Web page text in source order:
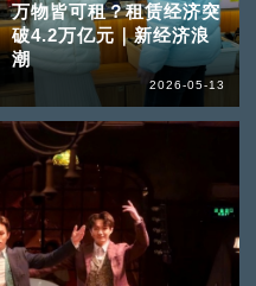
万物皆可租？租赁经济突
破4.2万亿元｜新经济浪
潮
2026-05-13